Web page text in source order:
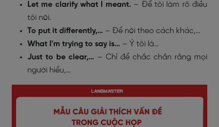
Let me clarify what I meant.– Để tôi làm rõ điều
tôi nói.
To put it differently,… – Để nói theo cách khác,…
What I’m trying to say is… – Ý tôi là…
Just to be clear,… – Chỉ để chắc chắn rằng mọi
người hiểu,…